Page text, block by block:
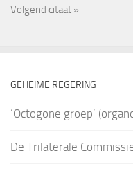
Volgend citaat »
GEHEIME REGERING
‘Octogone groep’
De Trilaterale